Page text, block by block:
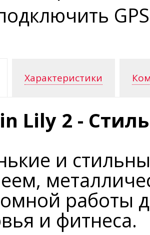
Характеристики
Lily 2 -
и
работы
и фитнеса.